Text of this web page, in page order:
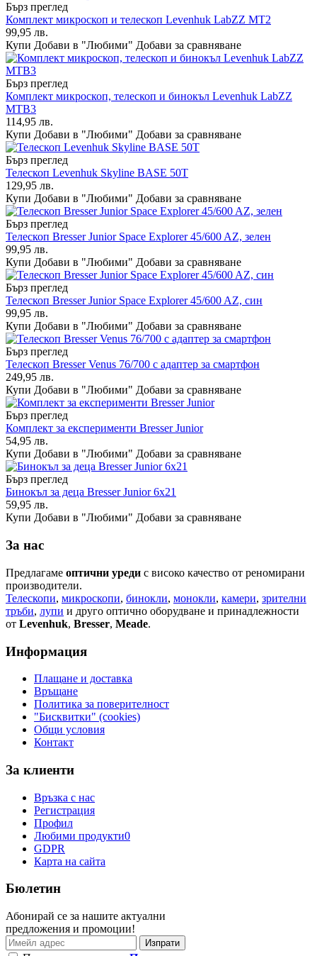
Бърз преглед
Комплект микроскоп и телескоп Levenhuk LabZZ MT2
99,95 лв.
Купи Добави в "Любими" Добави за сравняване
Бърз преглед
Комплект микроскоп, телескоп и бинокъл Levenhuk LabZZ
MTB3
114,95 лв.
Купи Добави в "Любими" Добави за сравняване
Бърз преглед
Телескоп Levenhuk Skyline BASE 50T
129,95 лв.
Купи Добави в "Любими" Добави за сравняване
Бърз преглед
Телескоп Bresser Junior Space Explorer 45/600 AZ, зелен
99,95 лв.
Купи Добави в "Любими" Добави за сравняване
Бърз преглед
Телескоп Bresser Junior Space Explorer 45/600 AZ, син
99,95 лв.
Купи Добави в "Любими" Добави за сравняване
Бърз преглед
Телескоп Bresser Venus 76/700 с адаптер за смартфон
249,95 лв.
Купи Добави в "Любими" Добави за сравняване
Бърз преглед
Комплект за експерименти Bresser Junior
54,95 лв.
Купи Добави в "Любими" Добави за сравняване
Бърз преглед
Бинокъл за деца Bresser Junior 6x21
59,95 лв.
Купи Добави в "Любими" Добави за сравняване
За нас
Предлагаме оптични уреди с високо качество от реномирани
производители.
Телескопи, микроскопи, бинокли, монокли, камери, зрителни
тръби, лупи и друго оптично оборудване и принадлежности
от Levenhuk, Bresser, Meade.
Информация
Плащане и доставка
Връщане
Политика за поверителност
"Бисквитки" (cookies)
Общи условия
Контакт
За клиенти
Връзка с нас
Регистрация
Профил
Любими продукти0
GDPR
Карта на сайта
Бюлетин
Абонирай се за нашите актуални
предложения и промоции!
Изпрати